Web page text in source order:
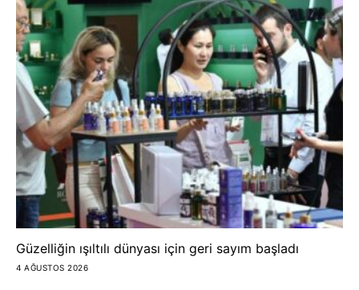
Güzelliğin ışıltılı dünyası için geri sayım başladı
4 AĞUSTOS 2026